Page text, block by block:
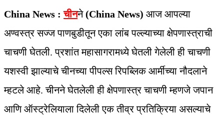
China News : चीनने(China News) आज आपल्या
अण्वस्त्र सज्ज पाणबुडीतून एका लांब पल्ल्याच्या क्षेपणास्त्राची
चाचणी घेतली. प्रशांत महासागरामध्ये घेतली गेलेली ही चाचणी
यशस्वी झाल्याचे चीनच्या पीपल्स रिपब्लिक आर्मीच्या नौदलाने
म्हटले आहे. चीनने घेतलेली ही क्षेपणास्त्र चाचणी म्हणजे जपान
आणि ऑस्ट्रेलियाला दिलेली एक तीव्र प्रतिक्रिया असल्याचे